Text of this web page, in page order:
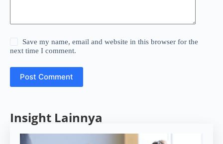
Save my name, email and website in this browser for the
next time I comment.
Post Comment
Insight Lainnya